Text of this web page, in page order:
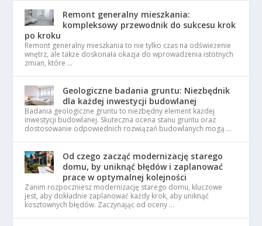
Remont generalny mieszkania:
kompleksowy przewodnik do sukcesu krok
po kroku
Remont generalny mieszkania to nie tylko czas na odświeżenie
wnętrz, ale także doskonała okazja do wprowadzenia istotnych
zmian, które …
Geologiczne badania gruntu: Niezbędnik
dla każdej inwestycji budowlanej
Badania geologiczne gruntu to niezbędny element każdej
inwestycji budowlanej. Skuteczna ocena stanu gruntu oraz
dostosowanie odpowiednich rozwiązań budowlanych mogą …
Od czego zacząć modernizację starego
domu, by uniknąć błędów i zaplanować
prace w optymalnej kolejności
Zanim rozpoczniesz modernizację starego domu, kluczowe
jest, aby dokładnie zaplanować każdy krok, aby uniknąć
kosztownych błędów. Zaczynając od oceny …